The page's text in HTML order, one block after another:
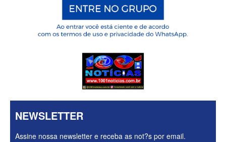
NEWSLETTER
Assine nossa newsletter e receba as not?s por email.